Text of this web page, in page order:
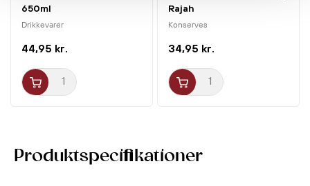
Produktspecifikationer
650ml
Drikkevarer
44,95 kr.
Rajah
Konserves
34,95 kr.